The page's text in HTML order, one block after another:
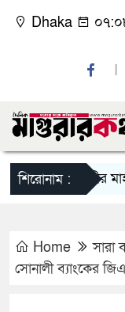
Dhaka
শিরোনাম :
কাশিয়ানীর
Home
সারা
সোনালী ব্যাংকের